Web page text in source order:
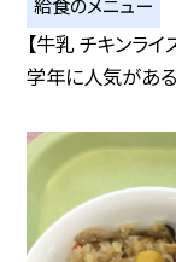
給食のメニュー
【牛乳 チキンラ
学年に人気があ